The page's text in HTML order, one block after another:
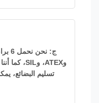
س:
تسليم البضائع، يمكن